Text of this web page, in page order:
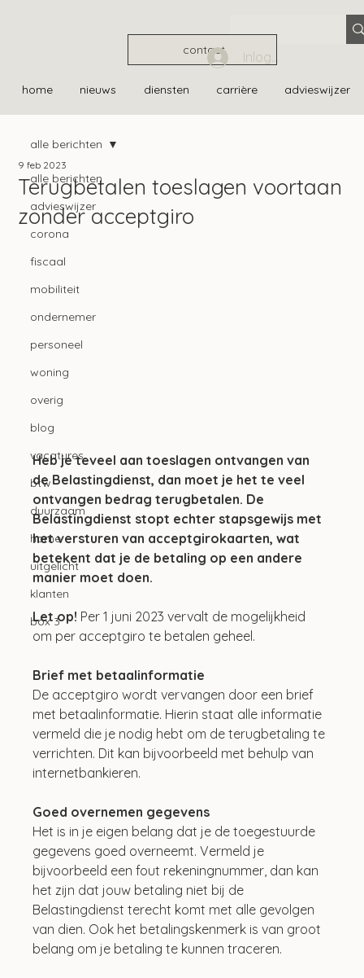
contact
home nieuws diensten carrière advieswijzer
Inloggen
alle berichten
advieswijzer
corona
fiscaal
mobiliteit
ondernemer
personeel
woning
overig
blog
vacatures
btw
duurzaam
home
uitgelicht
klanten
box 3
alle berichten
Terugbetalen toeslagen voortaan
zonder acceptgiro
9 feb 2023
Heb je teveel aan toeslagen ontvangen van
de Belastingdienst, dan moet je het te veel
ontvangen bedrag terugbetalen. De
Belastingdienst stopt echter stapsgewijs met
het versturen van acceptgirokaarten, wat
betekent dat je de betaling op een andere
manier moet doen.
Let op! Per 1 juni 2023 vervalt de mogelijkheid
om per acceptgiro te betalen geheel.
Brief met betaalinformatie
De acceptgiro wordt vervangen door een brief
met betaalinformatie. Hierin staat alle informatie
vermeld die je nodig hebt om de terugbetaling te
verrichten. Dit kan bijvoorbeeld met behulp van
internetbankieren.
Goed overnemen gegevens
Het is in je eigen belang dat je de toegestuurde
gegevens goed overneemt. Vermeld je
bijvoorbeeld een fout rekeningnummer, dan kan
het zijn dat jouw betaling niet bij de
Belastingdienst terecht komt met alle gevolgen
van dien. Ook het betalingskenmerk is van groot
belang om je betaling te kunnen traceren.